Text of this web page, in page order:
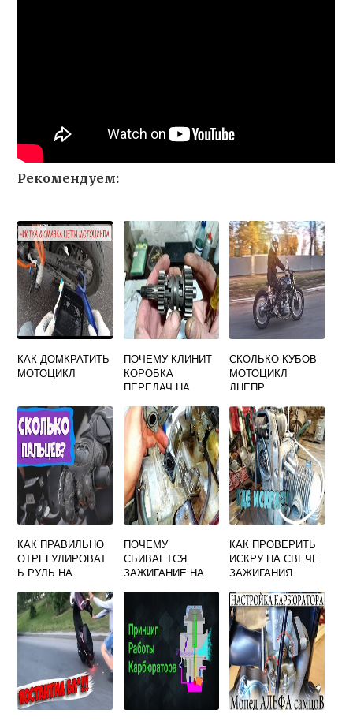
Рекомендуем:
КАК ДОМКРАТИТЬ
МОТОЦИКЛ
ПОЧЕМУ КЛИНИТ
КОРОБКА
ПЕРЕДАЧ НА
СКОЛЬКО КУБОВ
МОТОЦИКЛ
ДНЕПР
КАК ПРАВИЛЬНО
ОТРЕГУЛИРОВАТ
Ь РУЛЬ НА
ПОЧЕМУ
СБИВАЕТСЯ
ЗАЖИГАНИЕ НА
КАК ПРОВЕРИТЬ
ИСКРУ НА СВЕЧЕ
ЗАЖИГАНИЯ
УРАЛ